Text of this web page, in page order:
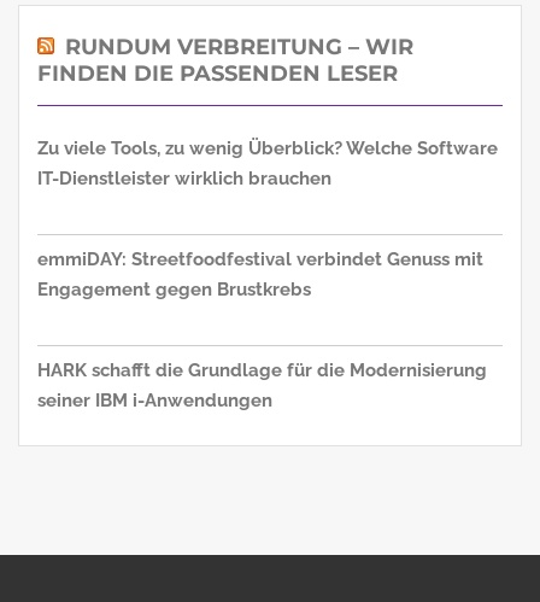
RUNDUM VERBREITUNG – WIR
FINDEN DIE PASSENDEN LESER
Zu viele Tools, zu wenig Überblick? Welche Software
IT-Dienstleister wirklich brauchen
emmiDAY: Streetfoodfestival verbindet Genuss mit
Engagement gegen Brustkrebs
HARK schafft die Grundlage für die Modernisierung
seiner IBM i-Anwendungen